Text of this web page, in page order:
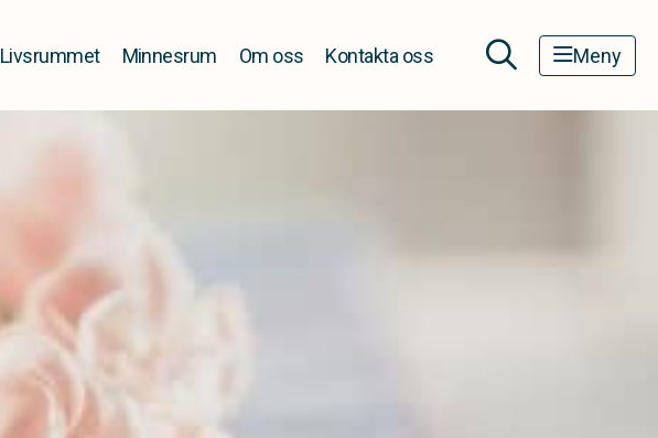
Livsrummet Minnesrum Om oss Kontakta oss Meny